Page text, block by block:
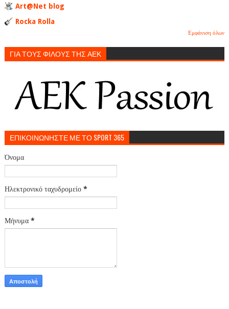
Art@Net blog
Rocka Rolla
Εμφάνιση όλων
ΓΙΑ ΤΟΥΣ ΦΙΛΟΥΣ ΤΗΣ ΑΕΚ
ΕΠΙΚΟΙΝΩΝΗΣΤΕ ΜΕ ΤΟ SPORT 365
Όνομα
Ηλεκτρονικό ταχυδρομείο *
Μήνυμα *